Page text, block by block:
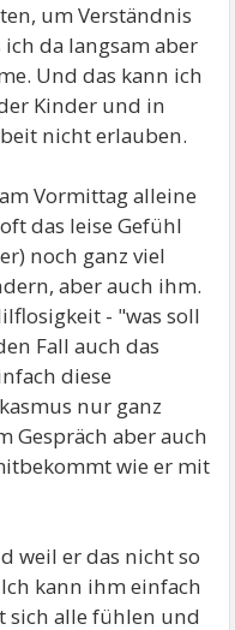
um Verständnis
da langsam aber
Und das kann ich
Kinder und in
nicht erlauben.
Vormittag alleine
das leise Gefühl
noch ganz viel
aber auch ihm.
- "was soll
Fall auch das
diese
nur ganz
Gespräch aber auch
wie er mit
weil er das nicht so
kann ihm einfach
sich alle fühlen und